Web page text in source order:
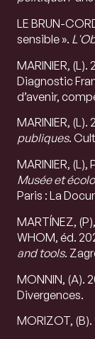
LE BRUN-
sensible ».
MARINIER, (L).
Diagnostic
d’avenir,
MARINIER, (L).
publiques.
MARINIER, (L),
Musée et
Paris : La
MARTÍNEZ,
WHOM, éd.
and tools.
MONNIN, (A).
Divergences.
MORIZOT, (B).